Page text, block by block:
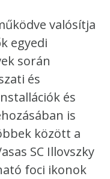
valósítja
egyedi
során
és
és
is
között a
SC Illovszky
foci ikonok